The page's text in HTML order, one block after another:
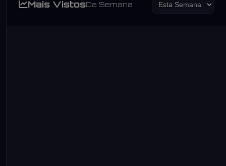
Mais VistosDa Semana